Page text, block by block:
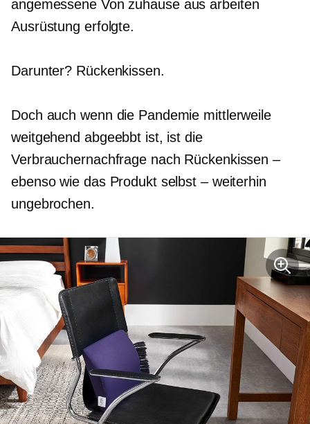
angemessene Von zuhause aus arbeiten
Ausrüstung erfolgte.
Darunter? Rückenkissen.
Doch auch wenn die Pandemie mittlerweile
weitgehend abgeebbt ist, ist die
Verbrauchernachfrage nach Rückenkissen –
ebenso wie das Produkt selbst – weiterhin
ungebrochen.